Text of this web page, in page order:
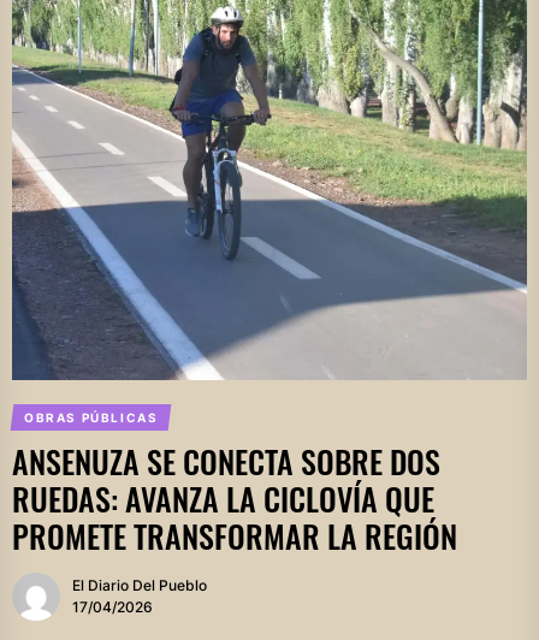
OBRAS PÚBLICAS
ANSENUZA SE CONECTA SOBRE DOS
RUEDAS: AVANZA LA CICLOVÍA QUE
PROMETE TRANSFORMAR LA REGIÓN
El Diario Del Pueblo
17/04/2026